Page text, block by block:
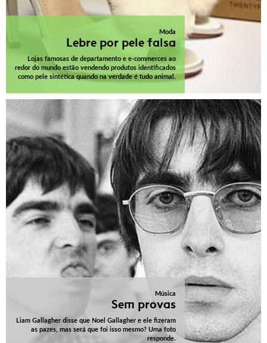
Moda
Lebre por pele falsa
Lojas famosas de departamento e e-commerces ao
redor do mundo estão vendendo produtos identificados
como pele sintética quando na verdade é tudo animal.
Música
Sem provas
Liam Gallagher disse que Noel Gallagher e ele fizeram
as pazes, mas será que foi isso mesmo? Uma foto
responde.